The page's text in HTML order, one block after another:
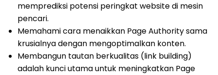
memprediksi potensi peringkat website di mesin
pencari.
Memahami cara menaikkan Page Authority sama
krusialnya dengan mengoptimalkan konten.
Membangun tautan berkualitas (link building)
adalah kunci utama untuk meningkatkan Page